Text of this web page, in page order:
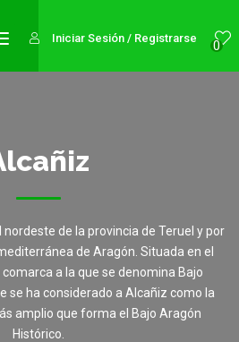
0
Iniciar Sesión / Registrarse
de la provincia de Teruel y por
de Aragón. Situada en el
a la que se denomina Bajo
se ha considerado a Alcañiz como la
amplio que forma el Bajo Aragón
Histórico.